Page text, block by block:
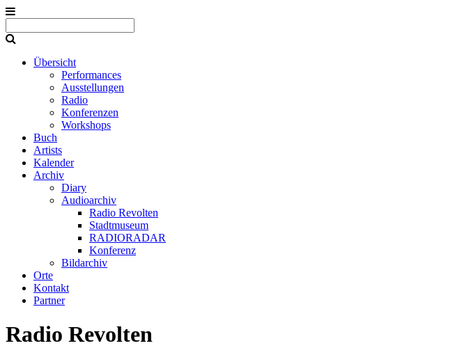
Übersicht
Performances
Ausstellungen
Radio
Konferenzen
Workshops
Buch
Artists
Kalender
Archiv
Diary
Audioarchiv
Radio Revolten
Stadtmuseum
RADIORADAR
Konferenz
Bildarchiv
Orte
Kontakt
Partner
Radio Revolten